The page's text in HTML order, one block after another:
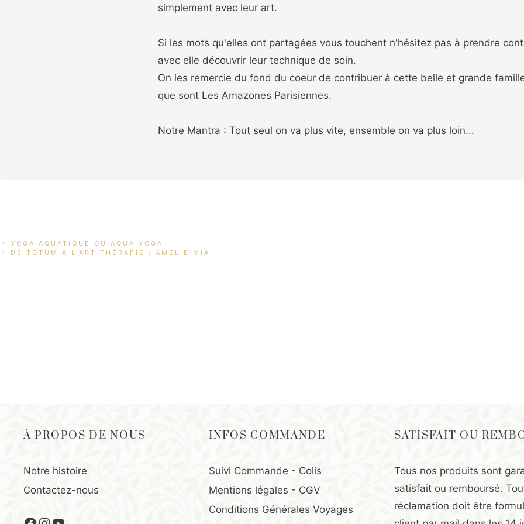
simplement avec leur art.
Si les mots qu'elles ont partagées vous touchent n'hésitez pas à prendre
avec elle découvrir leur technique de soin.
On les remercie du fond du coeur de contribuer à cette belle et grande
que sont Les Amazones Parisiennes.
Notre Mantra : Tout seul on va plus vite, ensemble on va plus loin...
YOGA AQUATIQUE OU AQUA YOGA
DE TOTUM À L’ART THÉRAPIE : AMELIE MIA
À PROPOS DE NOUS
Notre histoire
Contactez-nous
INFOS COMMANDE
Suivi Commande - Colis
Mentions légales - CGV
Conditions Générales Voyages
SATISFAIT OU
Tous nos produits sont
satisfait ou remboursé.
réclamation doit être